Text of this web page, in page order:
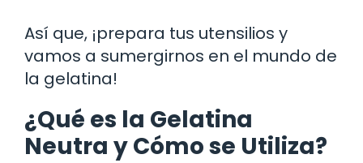
Así que, ¡prepara tus utensilios y
vamos a sumergirnos en el mundo de
la gelatina!
¿Qué es la Gelatina
Neutra y Cómo se Utiliza?